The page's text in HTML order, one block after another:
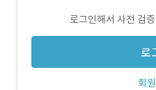
로그인해서 사전 검
로
회